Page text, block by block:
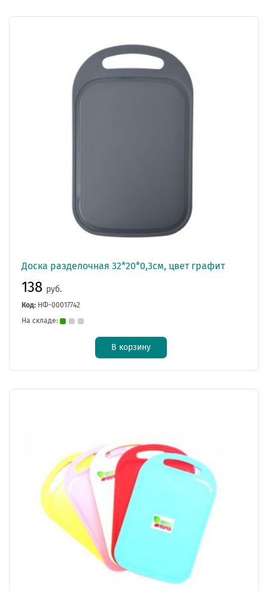
Доска разделочная 32*20*0,3см, цвет графит
138 руб.
Код: НФ-00017742
На складе:
В корзину